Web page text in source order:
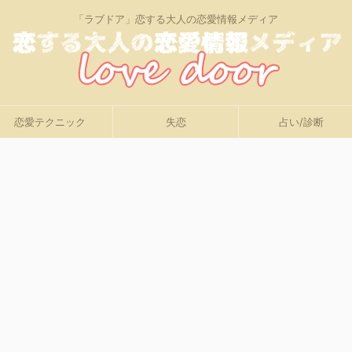
「ラブドア」恋する大人の恋愛情報メディア
恋愛テクニック 失恋 占い/診断